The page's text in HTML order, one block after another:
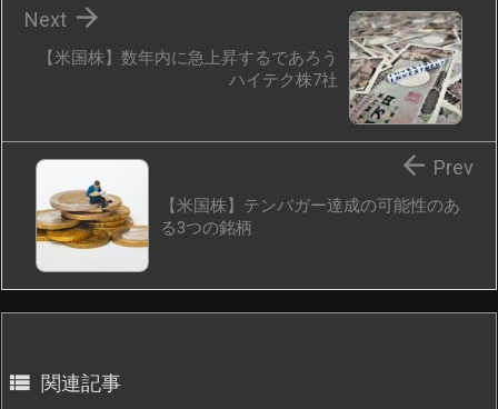
【米国株】数年内に急上昇するであろう
ハイテク株7社

Next
【米国株】テンバガー達成の可能性のあ
る3つの銘柄
 Prev
 関連記事